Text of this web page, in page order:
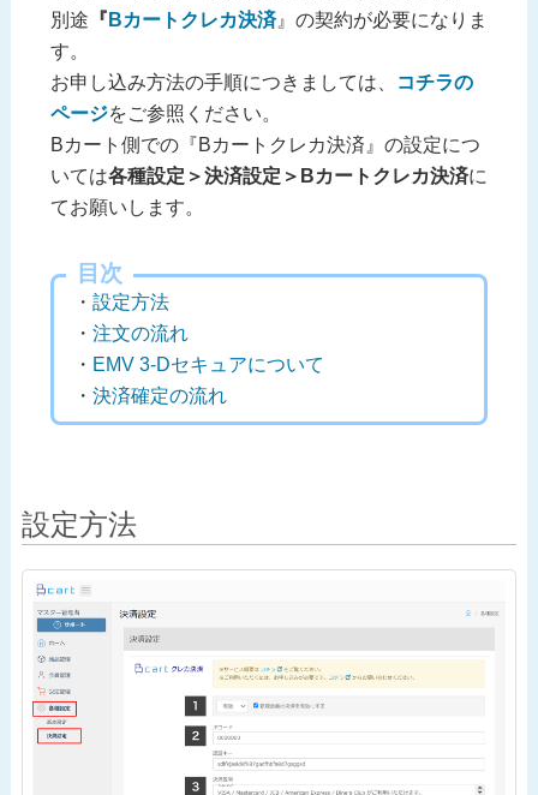
別途 『 Bカートクレカ決済』の契約が必要になりま
す。
お申し込み方法の手順につきましては、
コチラの
ページをご参照ください。
Bカート側での『Bカートクレカ決済』の設定につ
いては各種設定＞決済設定＞Bカートクレカ決済に
てお願いします。
目次
設定方法
注文の流れ
EMV 3-Dセキュアについて
決済確定の流れ
設定方法